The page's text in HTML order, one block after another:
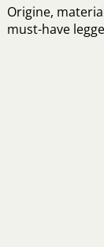
Origine,
must-have